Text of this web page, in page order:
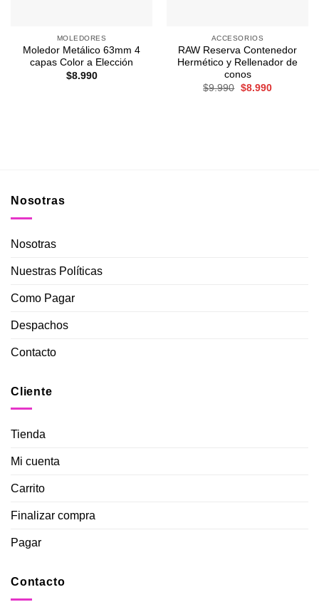
MOLEDORES
Moledor Metálico 63mm 4
capas Color a Elección
$8.990
ACCESORIOS
RAW Reserva Contenedor
Hermético y Rellenador de
conos
$9.990 El
$8.990El
Nosotras
Nosotras
Nuestras Políticas
Como Pagar
Despachos
Contacto
Cliente
Tienda
Mi cuenta
Carrito
Finalizar compra
Pagar
Contacto